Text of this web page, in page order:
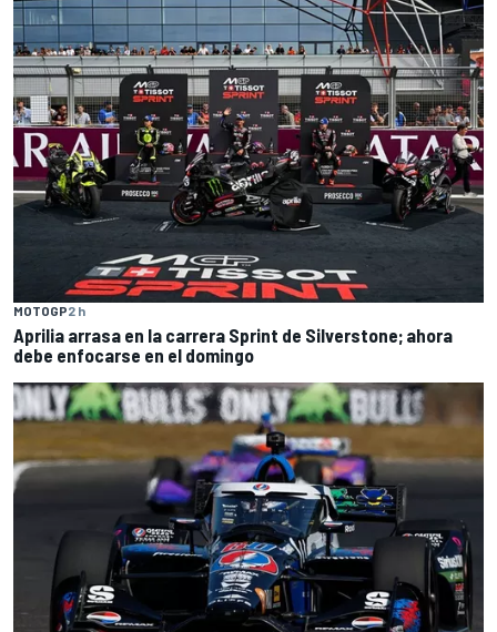
MOTOGP2 h
Aprilia arrasa en la carrera Sprint de Silverstone; ahora
debe enfocarse en el domingo